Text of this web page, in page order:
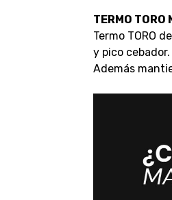
TERMO TORO
Termo TORO
y pico
Además